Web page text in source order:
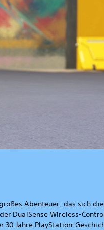
Abenteuer, das sich die
DualSense Wireless-
30 Jahre PlayStation-